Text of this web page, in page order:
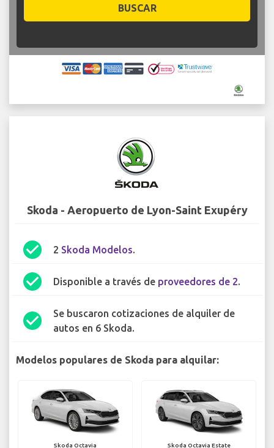
BUSCAR
Skoda - Aeropuerto de Lyon-Saint Exupéry
check_circle 2 Skoda Modelos.
check_circle Disponible a través de proveedores de 2.
check_circle
Se buscaron cotizaciones de alquiler de
autos en 6 Skoda.
Modelos populares de Skoda para alquilar:
Skoda Octavia Skoda Octavia Estate